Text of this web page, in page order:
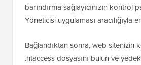
barındırma sağlayıcınızın kontrol
Yöneticisi uygulaması aracılığıyla
Bağlandıktan sonra, web sitenizin
.htaccess dosyasını bulun ve